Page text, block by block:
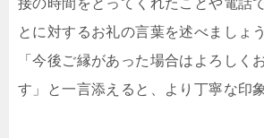
接の時間をとってくれたことや電話
とに対するお礼の言葉を述べましょ
「今後ご縁があった場合はよろしく
す」と一言添えると、より丁寧な印